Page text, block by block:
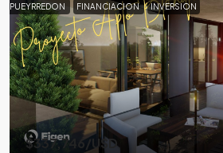
PUEYRREDON FINANCIACION INVERSION
$337,746/USD